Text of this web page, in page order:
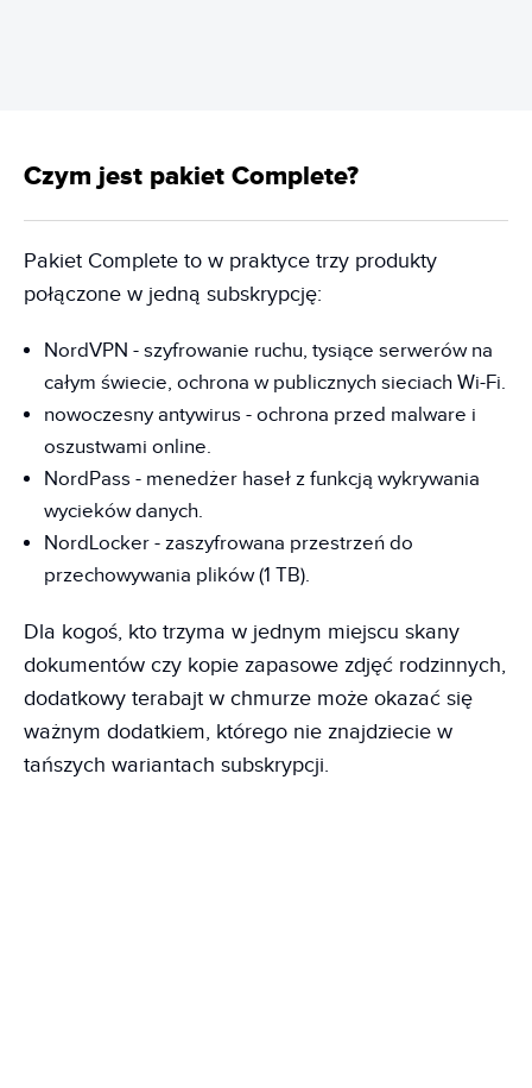
Czym jest pakiet Complete?
Pakiet Complete to w praktyce trzy produkty
połączone w jedną subskrypcję:
NordVPN - szyfrowanie ruchu, tysiące serwerów na
całym świecie, ochrona w publicznych sieciach Wi-Fi.
nowoczesny antywirus - ochrona przed malware i
oszustwami online.
NordPass - menedżer haseł z funkcją wykrywania
wycieków danych.
NordLocker - zaszyfrowana przestrzeń do
przechowywania plików (1 TB).
Dla kogoś, kto trzyma w jednym miejscu skany
dokumentów czy kopie zapasowe zdjęć rodzinnych,
dodatkowy terabajt w chmurze może okazać się
ważnym dodatkiem, którego nie znajdziecie w
tańszych wariantach subskrypcji.